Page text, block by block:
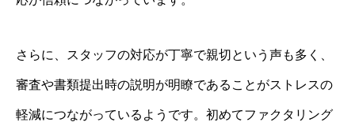
さらに、スタッフの対応が丁寧で親切という声も多く、
審査や書類提出時の説明が明瞭であることがストレスの
軽減につながっているようです。初めてファクタリング